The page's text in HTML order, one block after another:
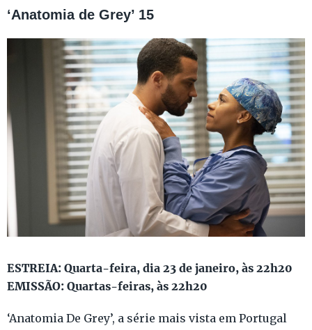
‘Anatomia de Grey’ 15
ESTREIA: Quarta-feira, dia 23 de janeiro, às 22h20
EMISSÃO: Quartas-feiras, às 22h20
‘Anatomia De Grey’, a série mais vista em Portugal